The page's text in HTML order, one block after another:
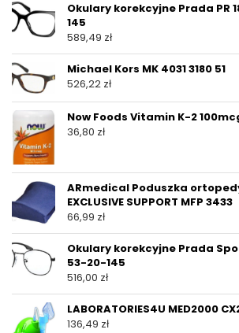
Okulary korekcyjne Prada PR
145
589,49 zł
Michael Kors MK 4031 3180 51
526,22 zł
Now Foods Vitamin K-2
36,80 zł
ARmedical Poduszka
EXCLUSIVE SUPPORT MFP 3433
66,99 zł
Okulary korekcyjne Prada Sport
53-20-145
516,00 zł
LABORATORIES4U MED2000
136,49 zł